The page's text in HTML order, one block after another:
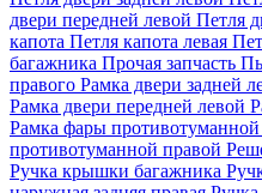
двери передней левой Петля
капота Петля капота левая
багажника Прочая запчасть
правого Рамка двери задней
Рамка двери передней левой
Рамка фары противотуманной
противотуманной правой
Ручка крышки багажника